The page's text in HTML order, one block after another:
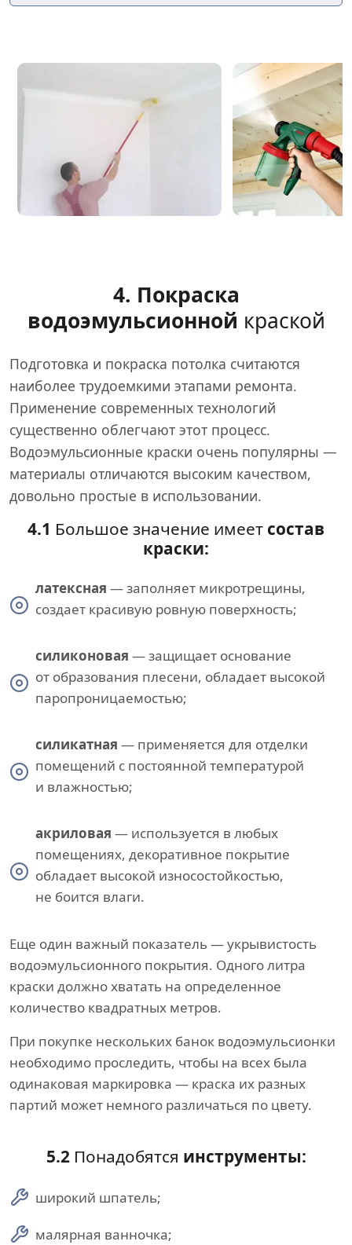
4. Покраска
водоэмульсионной краской
Подготовка и покраска потолка считаются
наиболее трудоемкими этапами ремонта.
Применение современных технологий
существенно облегчают этот процесс.
Водоэмульсионные краски очень популярны —
материалы отличаются высоким качеством,
довольно простые в использовании.
4.1 Большое значение имеет состав
краски:
латексная — заполняет микротрещины,
создает красивую ровную поверхность;
силиконовая — защищает основание
от образования плесени, обладает высокой
паропроницаемостью;
силикатная — применяется для отделки
помещений с постоянной температурой
и влажностью;
акриловая — используется в любых
помещениях, декоративное покрытие
обладает высокой износостойкостью,
не боится влаги.
Еще один важный показатель — укрывистость
водоэмульсионного покрытия. Одного литра
краски должно хватать на определенное
количество квадратных метров.
При покупке нескольких банок водоэмульсионки
необходимо проследить, чтобы на всех была
одинаковая маркировка — краска их разных
партий может немного различаться по цвету.
5.2Понадобятся инструменты:
широкий шпатель;
малярная ванночка;